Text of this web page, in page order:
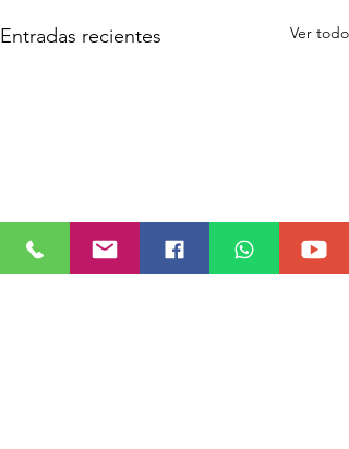
Entradas recientes Ver todo